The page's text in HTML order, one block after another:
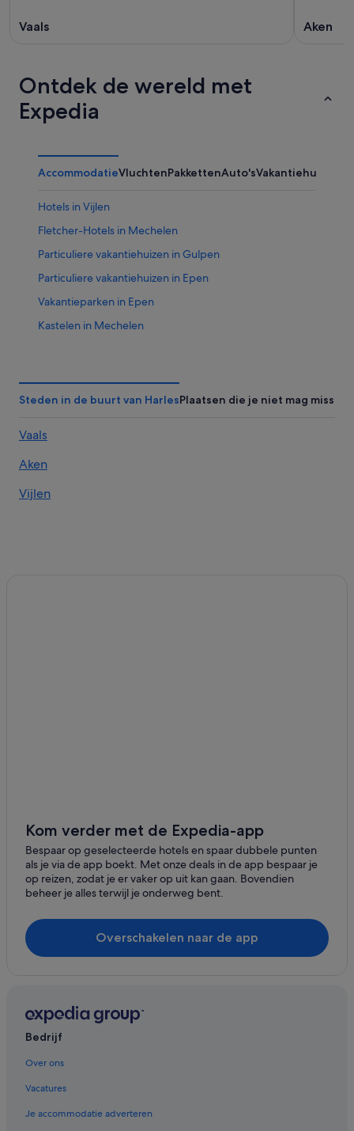
Vaals Aken
Ontdek de wereld met
Expedia
AccommodatieVluchtenPakkettenAuto'sVakantiehuizen
Hotels in Vijlen
Fletcher-Hotels in Mechelen
Particuliere vakantiehuizen in Gulpen
Particuliere vakantiehuizen in Epen
Vakantieparken in Epen
Kastelen in Mechelen
Spa in Vaals
B&B in Gulpen
Hostels in Vaals
Hostels in Mechelen
Hotels met 5 sterren in Mechelen
Campings en stacaravans in Epen
Spa in Epen
Vakantieparken in Gulpen
Hotels met restaurant in Epen
Chalets in Mechelen
B&B in Mechelen
Hotels in Vaals
Hotels met restaurant in Gulpen
Hotels in Gulpen
Hotels in de buurt van Labyrint Drielandenpunt Vaals
Steden in de buurt van HarlesPlaatsen die je niet mag missen
Vaals
Aken
Vijlen
Kom verder met de Expedia-app
Bespaar op geselecteerde hotels en spaar dubbele punten
als je via de app boekt. Met onze deals in de app bespaar je
op reizen, zodat je er vaker op uit kan gaan. Bovendien
beheer je alles terwijl je onderweg bent.
Overschakelen naar de app
Bedrijf
Over ons
Vacatures
Je accommodatie adverteren